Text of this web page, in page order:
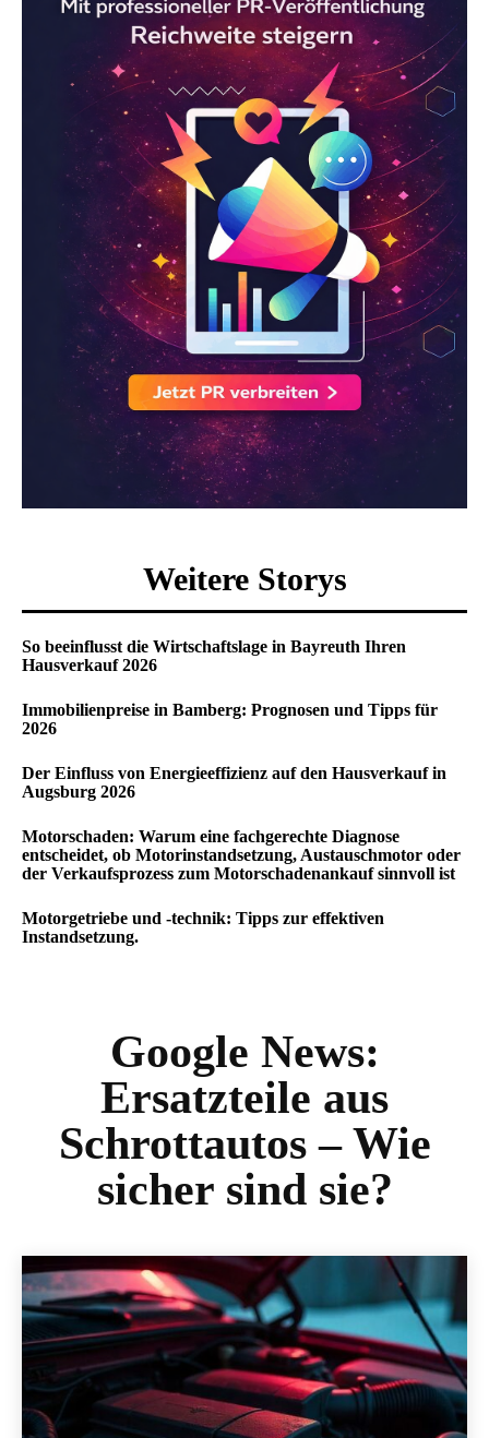
Weitere Storys
So beeinflusst die Wirtschaftslage in Bayreuth Ihren
Hausverkauf 2026
Immobilienpreise in Bamberg: Prognosen und Tipps für
2026
Der Einfluss von Energieeffizienz auf den Hausverkauf in
Augsburg 2026
Motorschaden: Warum eine fachgerechte Diagnose
entscheidet, ob Motorinstandsetzung, Austauschmotor oder
der Verkaufsprozess zum Motorschadenankauf sinnvoll ist
Motorgetriebe und -technik: Tipps zur effektiven
Instandsetzung.
Google News:
Ersatzteile aus
Schrottautos – Wie
sicher sind sie?